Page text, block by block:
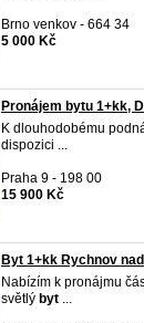
Brno venkov - 664 34
5 000 Kč
Pronájem bytu 1+kk,
K dlouhodobému
dispozici ...
Praha 9 - 198 00
15 900 Kč
Byt 1+kk Rychnov
Nabízím k pronájmu
světlý byt ...